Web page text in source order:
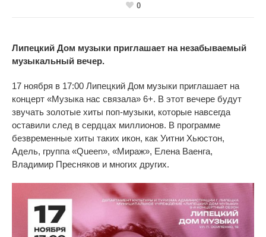
0
Липецкий Дом музыки приглашает на незабываемый
музыкальный вечер.
17 ноября в 17:00 Липецкий Дом музыки приглашает на
концерт «Музыка нас связала» 6+. В этот вечере будут
звучать золотые хиты поп-музыки, которые навсегда
оставили след в сердцах миллионов. В программе
безвременные хиты таких икон, как Уитни Хьюстон,
Адель, группа «Queen», «Мираж», Елена Ваенга,
Владимир Пресняков и многих других.